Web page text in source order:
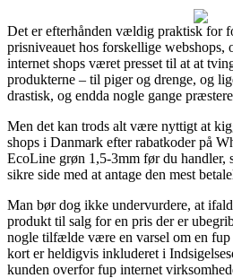
Det er efterhånden vældig praktisk for
prisniveauet hos forskellige webshops,
internet shops været presset til at at
produkterne – til piger og drenge, og
drastisk, og endda nogle gange
Men det kan trods alt være nyttigt at
shops i Danmark efter rabatkoder på
EcoLine grøn 1,5-3mm før du handler,
sikre side med at antage den mest
Man bør dog ikke undervurdere, at
produkt til salg for en pris der er
nogle tilfælde være en varsel om en fup
kort er heldigvis inkluderet i
kunden overfor fup internet